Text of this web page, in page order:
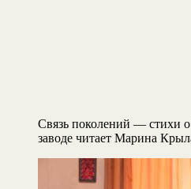
Связь поколений — стихи
заводе читает Марина